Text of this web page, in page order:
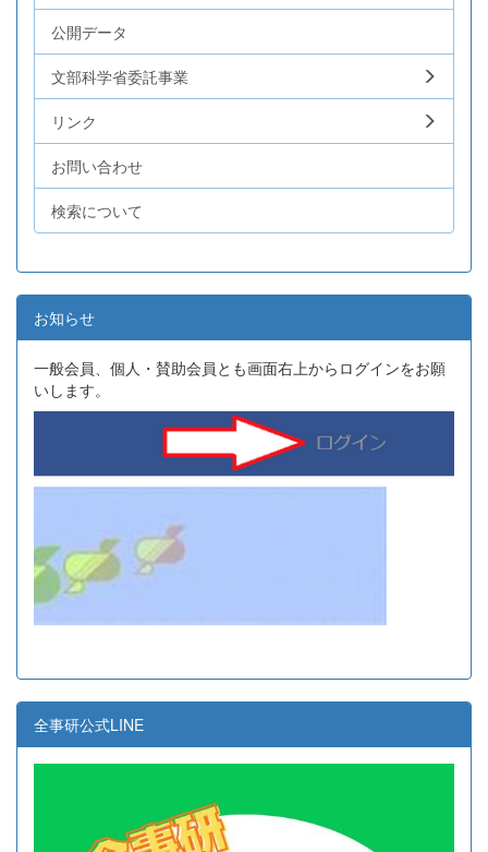
公開データ
文部科学省委託事業
リンク
お問い合わせ
検索について
お知らせ
一般会員、個人・賛助会員とも画面右上からログインをお願
いします。
全事研公式LINE